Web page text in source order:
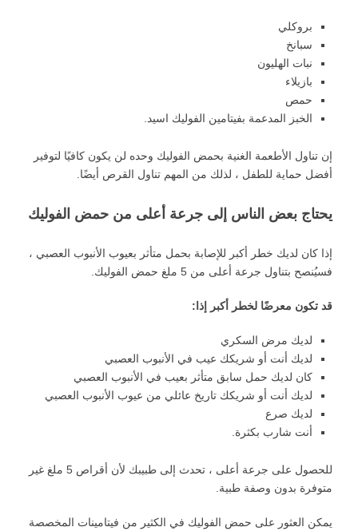
بروكلي
سبانخ
نبات الهليون
بازيلاء
حمص
الخبز المدعمة بفيتامين الفوليك اسيد.
إن تناول الأطعمة الغنية بحمض الفوليك وحده لن يكون كافيًا لتوفير
أفضل حماية للطفل ، لذلك من المهم تناول القرص أيضًا.
يحتاج بعض الناس إلى جرعة أعلى من حمض الفوليك
إذا كان لديك خطر أكبر للإصابة بحمل متأثر بعيوب الأنبوب العصبي ،
فسيُنصح بتناول جرعة أعلى من 5 ملغ حمض الفوليك.
قد تكون معرضًا لخطر أكبر إذا :
لديك مرض السكري
لديك أنت أو شريكك عيب في الأنبوب العصبي
كان لديك حمل سابق متأثر بعيب في الأنبوب العصبي
لديك أنت أو شريكك تاريخ عائلي من عيوب الأنبوب العصبي
لديك صرع
أنت شارب بكثرة.
للحصول على جرعة أعلى ، تحدث إلى طبيبك لأن أقراص 5 ملغ غير
متوفرة بدون وصفة طبية.
يمكن العثور على حمض الفوليك في الكثير من فيتامينات المخصصة